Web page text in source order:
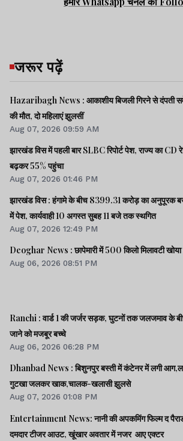
जरूर पढ़ें
Hazaribagh News : आकाशीय बिजली गिरने से दंपती
की मौत, दो महिलाएं झुलसीं
Aug 07, 2026 09:59 AM
झारखंड विस में पहली बार SLBC रिपोर्ट पेश, राज्य का CD
बढ़कर 55% पहुंचा
Aug 07, 2026 01:46 PM
झारखंड विस : हंगामे के बीच 8399.31 करोड़ का अनुपूरक बजट सदन
में पेश, कार्यवाही 10 अगस्त सुबह 11 बजे तक स्थगित
Aug 07, 2026 12:49 PM
Deoghar News : छापेमारी में 500 किलो मिलावटी
Aug 06, 2026 08:51 PM
Ranchi : वार्ड 1 की जर्जर सड़क, घुटनों तक जलजमाव के
जाने को मजबूर बच्चे
Aug 06, 2026 06:28 PM
Dhanbad News : बिशुनपुर बस्ती में कंटेनर में लगी
गुटखा जलकर खाक,चालक-खलासी झुलसे
Aug 07, 2026 01:08 PM
Entertainment News: नानी की अपकमिंग फिल्म द
दमदार टीजर आउट, खूंखार अवतार में नजर आए एक्टर